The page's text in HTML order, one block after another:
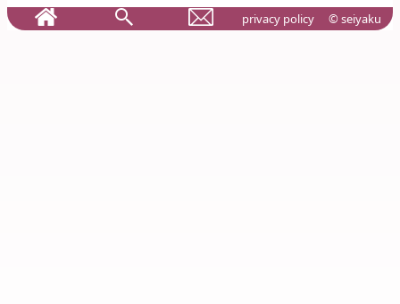
privacy policy © seiyaku